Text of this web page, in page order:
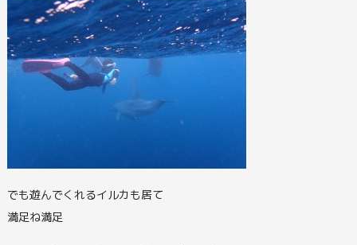
でも遊んでくれるイルカも居て
満足ね満足